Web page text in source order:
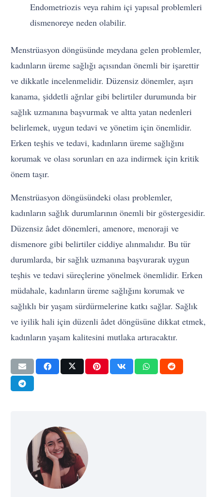
Endometriozis veya rahim içi yapısal problemleri
dismenoreye neden olabilir.
Menstrüasyon döngüsünde meydana gelen problemler,
kadınların üreme sağlığı açısından önemli bir işarettir
ve dikkatle incelenmelidir. Düzensiz dönemler, aşırı
kanama, şiddetli ağrılar gibi belirtiler durumunda bir
sağlık uzmanına başvurmak ve altta yatan nedenleri
belirlemek, uygun tedavi ve yönetim için önemlidir.
Erken teşhis ve tedavi, kadınların üreme sağlığını
korumak ve olası sorunları en aza indirmek için kritik
önem taşır.
Menstrüasyon döngüsündeki olası problemler,
kadınların sağlık durumlarının önemli bir göstergesidir.
Düzensiz âdet dönemleri, amenore, menoraji ve
dismenore gibi belirtiler ciddiye alınmalıdır. Bu tür
durumlarda, bir sağlık uzmanına başvurarak uygun
teşhis ve tedavi süreçlerine yönelmek önemlidir. Erken
müdahale, kadınların üreme sağlığını korumak ve
sağlıklı bir yaşam sürdürmelerine katkı sağlar. Sağlık
ve iyilik hali için düzenli âdet döngüsüne dikkat etmek,
kadınların yaşam kalitesini mutlaka artıracaktır.